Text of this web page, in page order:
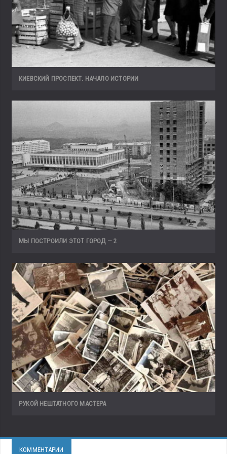
КИЕВСКИЙ ПРОСПЕКТ. НАЧАЛО ИСТОРИИ
МЫ ПОСТРОИЛИ ЭТОТ ГОРОД — 2
РУКОЙ НЕШТАТНОГО МАСТЕРА
КОММЕНТАРИИ